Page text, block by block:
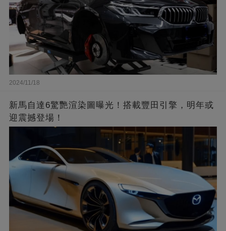
2024/11/18
新馬自達6驚艷渲染圖曝光！搭載豐田引擎，明年或
迎震撼登場！